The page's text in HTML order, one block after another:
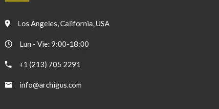
Los Angeles, California, USA
Lun - Vie: 9:00-18:00
+1 (213) 705 2291
info@archigus.com